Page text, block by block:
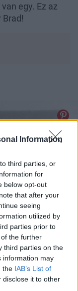
Information
third parties, or
for
below opt-out
that after your
seeing
utilized by
parties prior to
the further
third parties on the
information may
the IAB’s List of
disclose it to other
egy. Ez az